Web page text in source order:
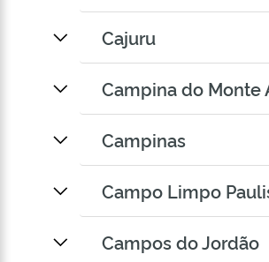
Cajuru
Campina do Monte
Campinas
Campo Limpo
Campos do Jordão